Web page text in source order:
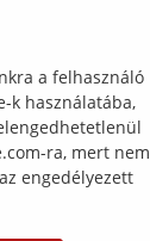
a felhasználó
k használatába,
ra, mert nem
engedélyezett